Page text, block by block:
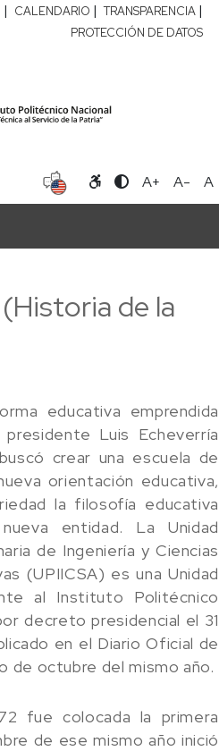
| CALENDARIO | TRANSPARENCIA |
PROTECCIÓN DE DATOS
A+ A- A
de la
educativa emprendida
Luis Echeverría
crear una escuela de
orientación educativa,
la filosofía educativa
entidad. La Unidad
de Ingeniería y Ciencias
(UPIICSA) es una Unidad
al Instituto Politécnico
decreto presidencial el 31
en el Diario Oficial de
de octubre del mismo año.
fue colocada la primera
de ese mismo año inició